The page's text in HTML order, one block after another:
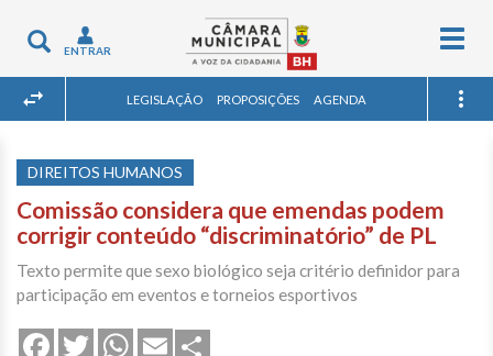
Toggle
navigation
ENTRAR
LEGISLAÇÃO PROPOSIÇÕES AGENDA
DIREITOS HUMANOS
Comissão considera que emendas podem
corrigir conteúdo “discriminatório” de PL
Texto permite que sexo biológico seja critério definidor para
participação em eventos e torneios esportivos
FacebookTwitterWhatsApp
Email